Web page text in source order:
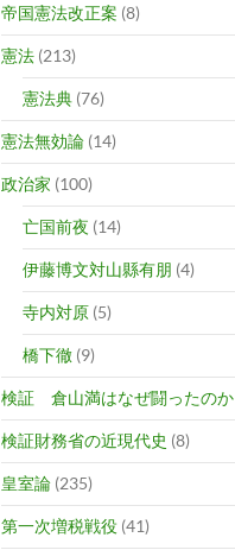
帝国憲法改正案 (8)
憲法 (213)
憲法典 (76)
憲法無効論 (14)
政治家 (100)
亡国前夜 (14)
伊藤博文対山縣有朋 (4)
寺内対原 (5)
橋下徹 (9)
検証 倉山満はなぜ闘ったのか
検証財務省の近現代史 (8)
皇室論 (235)
第一次増税戦役 (41)